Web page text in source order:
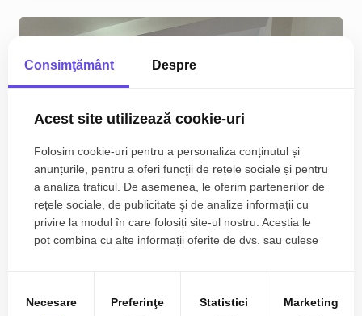
Consimţământ Despre
Acest site utilizează cookie-uri
Folosim cookie-uri pentru a personaliza conținutul și
anunțurile, pentru a oferi funcţii de rețele sociale și pentru
a analiza traficul. De asemenea, le oferim partenerilor de
rețele sociale, de publicitate şi de analize informații cu
privire la modul în care folosiți site-ul nostru. Aceștia le
pot combina cu alte informații oferite de dvs. sau culese
Necesare Preferinţe Statistici Marketing